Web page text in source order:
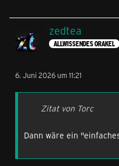
zedtea
ALLWISSENDES ORAKEL
6. Juni 2026 um 11:21
Zitat von Torc
Dann wäre ein